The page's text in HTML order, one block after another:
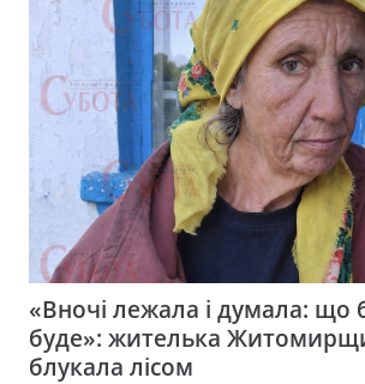
«Вночі лежала і думала: що
буде»: жителька
блукала лісом